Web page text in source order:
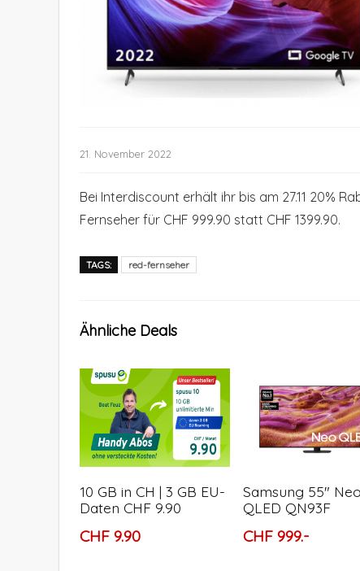
21. November 2022
Bei Interdiscount erhält ihr bis am 27.11 20%
Fernseher für CHF 999.90 statt CHF 1399.90.
TAGS: red-fernseher
Ähnliche Deals
10 GB in CH | 3 GB EU-
Daten CHF 9.90
CHF 9.90
Samsung 55″ Neo
QLED QN93F
CHF 999.-